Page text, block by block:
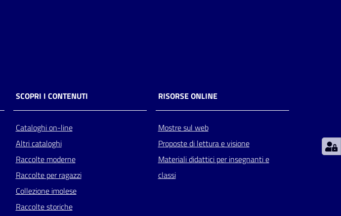
SCOPRI I CONTENUTI
Cataloghi on-line
Altri cataloghi
Raccolte moderne
Raccolte per ragazzi
Collezione imolese
Raccolte storiche
RISORSE ONLINE
Mostre sul web
Proposte di lettura e visione
Materiali didattici per insegnanti e
classi